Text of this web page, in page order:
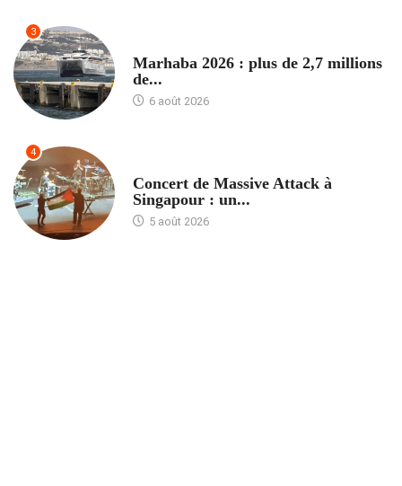
3
Marhaba 2026 : plus de 2,7 millions
de...
6 août 2026
4
Concert de Massive Attack à
Singapour : un...
5 août 2026